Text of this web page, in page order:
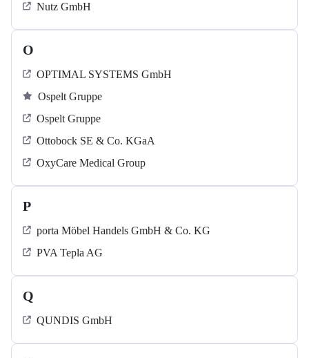
Nutz GmbH
O
OPTIMAL SYSTEMS GmbH
Ospelt Gruppe
Ospelt Gruppe
Ottobock SE & Co. KGaA
OxyCare Medical Group
P
porta Möbel Handels GmbH & Co. KG
PVA Tepla AG
Q
QUNDIS GmbH